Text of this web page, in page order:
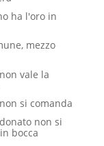
ha l'oro in
mezzo
vale la
si comanda
non si
bocca